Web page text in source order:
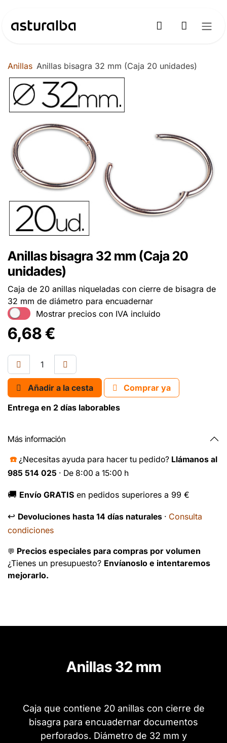
Anillas Anillas bisagra 32 mm (Caja 20 unidades)
Anillas bisagra 32 mm (Caja 20
unidades)
Caja de 20 anillas niqueladas con cierre de bisagra de
32 mm de diámetro para encuadernar
Mostrar precios con IVA incluido
6,68€
Añadir a la cesta
Comprar ya
Entrega en 2 días laborables
Más información
☎️ ¿Necesitas ayuda para hacer tu pedido? Llámanos al
985 514 025 · De 8:00 a 15:00 h
🚚 Envío GRATIS en pedidos superiores a 99 €
↩️ Devoluciones hasta 14 días naturales · Consulta
condiciones
💬 Precios especiales para compras por volumen
¿Tienes un presupuesto? Envíanoslo e intentaremos
mejorarlo.
Anillas 32 mm
Caja que contiene 20 anillas con cierre de
bisagra para encuadernar documentos
perforados. Diámetro de 32 mm y